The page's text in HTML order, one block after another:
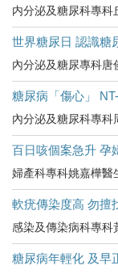
内分泌及糖尿科專科
世界糖尿日 認識糖
內分泌及糖尿專科唐
糖尿病「傷心」
內分泌及糖尿科專科
百日咳個案急升 孕
婦產科專科姚嘉樺醫
軟疣傳染度高 勿擅
感染及傳染病科專科
糖尿病年輕化 及早